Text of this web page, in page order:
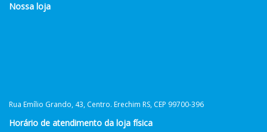
Nossa loja
Rua Emílio Grando, 43, Centro. Erechim RS, CEP 99700-396
Horário de atendimento da loja física